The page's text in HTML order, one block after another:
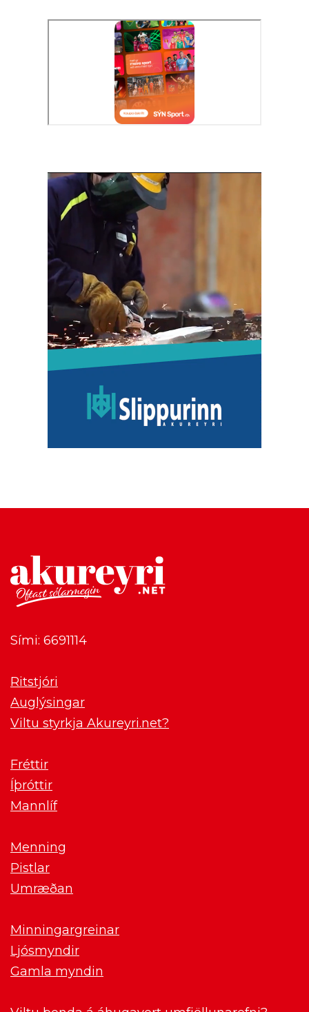
Sími: 6691114
Ritstjóri
Auglýsingar
Viltu styrkja Akureyri.net?
Fréttir
Íþróttir
Mannlíf
Menning
Pistlar
Umræðan
Minningargreinar
Ljósmyndir
Gamla myndin